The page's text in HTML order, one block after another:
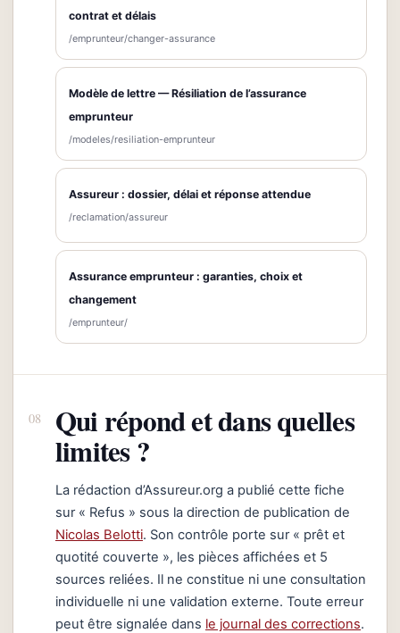
contrat et délais
/emprunteur/changer-assurance
Modèle de lettre — Résiliation de l’assurance
emprunteur
/modeles/resiliation-emprunteur
Assureur : dossier, délai et réponse attendue
/reclamation/assureur
Assurance emprunteur : garanties, choix et
changement
/emprunteur/
Qui répond et dans quelles
limites ?
La rédaction d’Assureur.org a publié cette fiche
sur « Refus » sous la direction de publication de
Nicolas Belotti. Son contrôle porte sur « prêt et
quotité couverte », les pièces affichées et 5
sources reliées. Il ne constitue ni une consultation
individuelle ni une validation externe. Toute erreur
peut être signalée dans le journal des corrections.